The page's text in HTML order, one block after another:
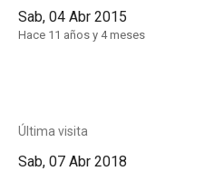
Sab, 04 Abr 2015
Hace 11 años y 4 meses
Última visita
Sab, 07 Abr 2018